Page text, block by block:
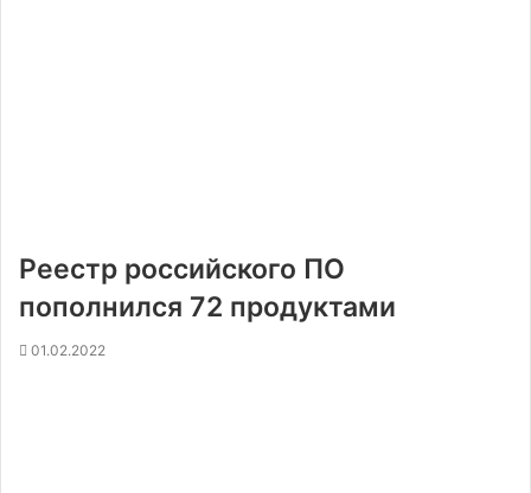
Реестр российского ПО
пополнился 72 продуктами
01.02.2022